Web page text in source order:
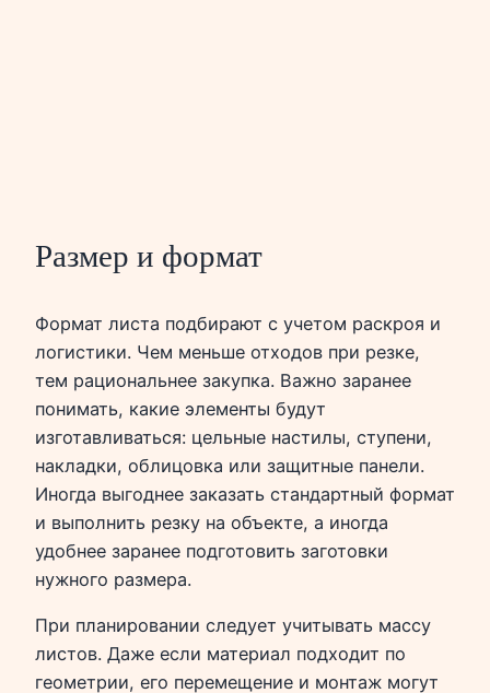
Размер и формат
Формат листа подбирают с учетом раскроя и
логистики. Чем меньше отходов при резке,
тем рациональнее закупка. Важно заранее
понимать, какие элементы будут
изготавливаться: цельные настилы, ступени,
накладки, облицовка или защитные панели.
Иногда выгоднее заказать стандартный формат
и выполнить резку на объекте, а иногда
удобнее заранее подготовить заготовки
нужного размера.
При планировании следует учитывать массу
листов. Даже если материал подходит по
геометрии, его перемещение и монтаж могут